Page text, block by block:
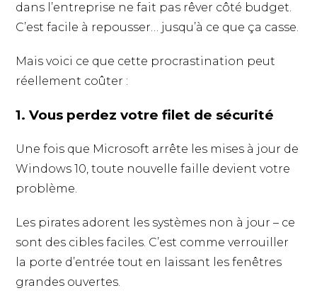
dans l’entreprise ne fait pas rêver côté budget.
C’est facile à repousser… jusqu’à ce que ça casse.
Mais voici ce que cette procrastination peut
réellement coûter :
1. Vous perdez votre filet de sécurité
Une fois que Microsoft arrête les mises à jour de
Windows 10, toute nouvelle faille devient votre
problème.
Les pirates adorent les systèmes non à jour – ce
sont des cibles faciles. C’est comme verrouiller
la porte d’entrée tout en laissant les fenêtres
grandes ouvertes.